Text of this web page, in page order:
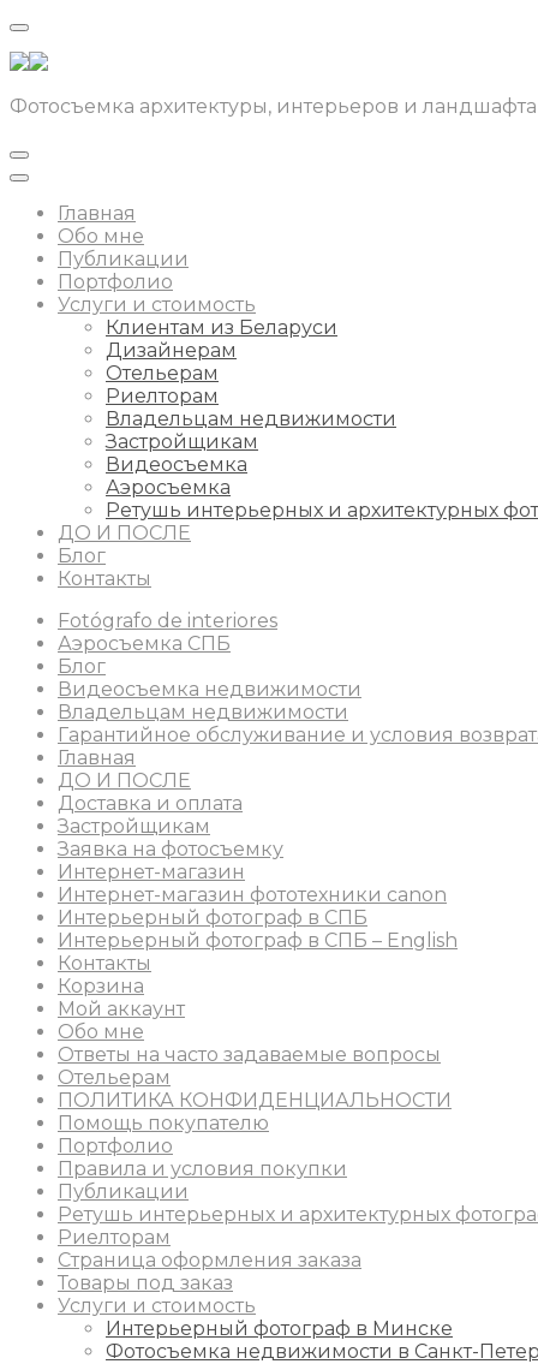
Фотосъемка архитектуры, интерьеров и ландшафта
Главная
Обо мне
Публикации
Портфолио
Услуги и стоимость
Клиентам из Беларуси
Дизайнерам
Отельерам
Риелторам
Владельцам недвижимости
Застройщикам
Видеосъемка
Аэросъемка
Ретушь интерьерных и архитектурных
ДО И ПОСЛЕ
Блог
Контакты
Fotógrafo de interiores
Аэросъемка СПБ
Блог
Видеосъемка недвижимости
Владельцам недвижимости
Гарантийное обслуживание и условия
Главная
ДО И ПОСЛЕ
Доставка и оплата
Застройщикам
Заявка на фотосъемку
Интернет-магазин
Интернет-магазин фототехники canon
Интерьерный фотограф в СПБ
Интерьерный фотограф в СПБ – English
Контакты
Корзина
Мой аккаунт
Обо мне
Ответы на часто задаваемые вопросы
Отельерам
ПОЛИТИКА КОНФИДЕНЦИАЛЬНОСТИ
Помощь покупателю
Портфолио
Правила и условия покупки
Публикации
Ретушь интерьерных и архитектурных
Риелторам
Страница оформления заказа
Товары под заказ
Услуги и стоимость
Интерьерный фотограф в Минске
Фотосъемка недвижимости в Санкт-